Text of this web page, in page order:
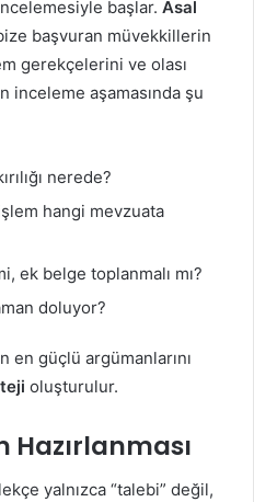
başlar. Asal
başvuran müvekkillerin
gerekçelerini ve olası
inceleme aşamasında şu
nerede?
hangi mevzuata
ek belge toplanmalı mı?
doluyor?
en güçlü argümanlarını
oluşturulur.
Hazırlanması
yalnızca “talebi” değil,